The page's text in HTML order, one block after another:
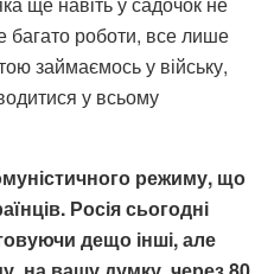
багато роботи, все лише
займаємось у війську,
у всьому
режиму, що
Росія сьогодні
дещо інші, але